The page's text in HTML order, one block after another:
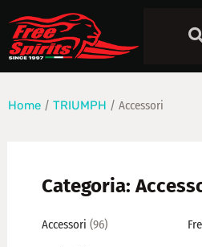
Home / TRIUMPH / Accessori
Categoria:
Accessori (96)